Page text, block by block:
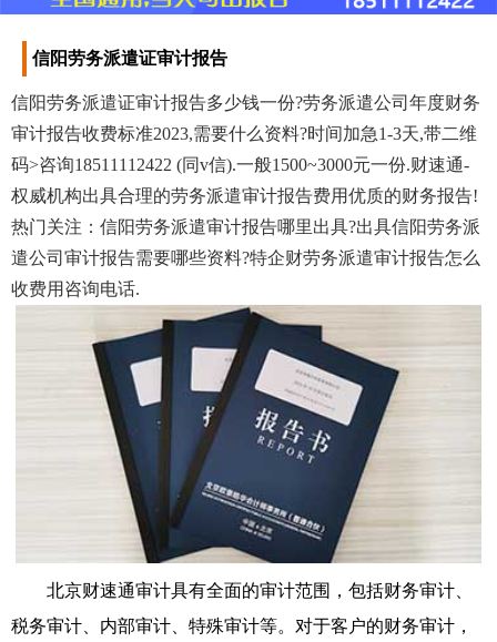
信阳劳务派遣证审计报告
信阳劳务派遣证审计报告多少钱一份?劳务派遣公司年度财务
审计报告收费标准2023,需要什么资料?时间加急1-3天,带二维
码>咨询18511112422 (同v信).一般1500~3000元一份.财速通-
权威机构出具合理的劳务派遣审计报告费用优质的财务报告!
热门关注：信阳劳务派遣审计报告哪里出具?出具信阳劳务派
遣公司审计报告需要哪些资料?特企财劳务派遣审计报告怎么
收费用咨询电话.
北京财速通审计具有全面的审计范围，包括财务审计、
税务审计、内部审计、特殊审计等。对于客户的财务审计，